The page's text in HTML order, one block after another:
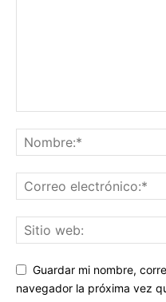
Guardar mi nombre,
navegador la próxima vez